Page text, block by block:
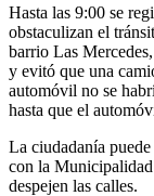
Hasta las 9:00 se
obstaculizan el
barrio Las
y evitó que una
automóvil no se
hasta que el
La ciudadanía
con la
despejen las calles.